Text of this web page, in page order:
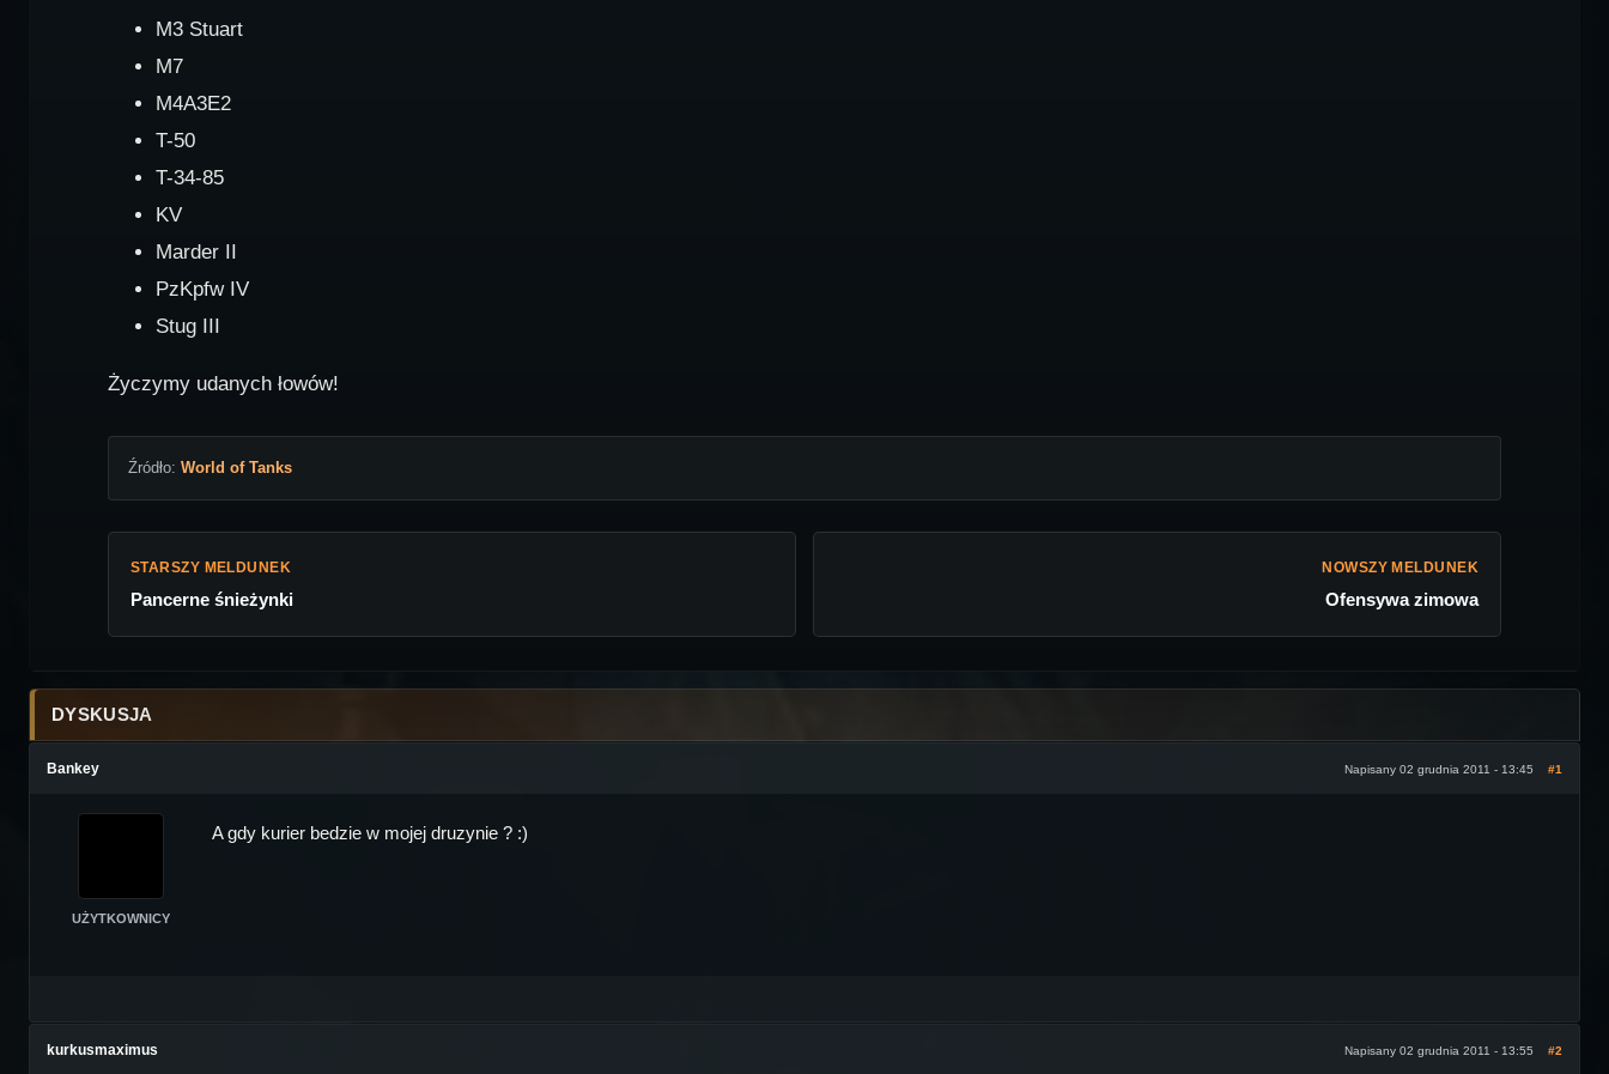
M3 Stuart
M7
M4A3E2
T-50
T-34-85
KV
Marder II
PzKpfw IV
Stug III
Życzymy udanych łowów!
Źródło: World of Tanks
STARSZY MELDUNEK
Pancerne śnieżynki
NOWSZY MELDUNEK
Ofensywa zimowa
DYSKUSJA
Bankey Napisany 02 grudnia 2011 - 13:45 #1
UŻYTKOWNICY
A gdy kurier bedzie w mojej druzynie ? :)
kurkusmaximus Napisany 02 grudnia 2011 - 13:55 #2